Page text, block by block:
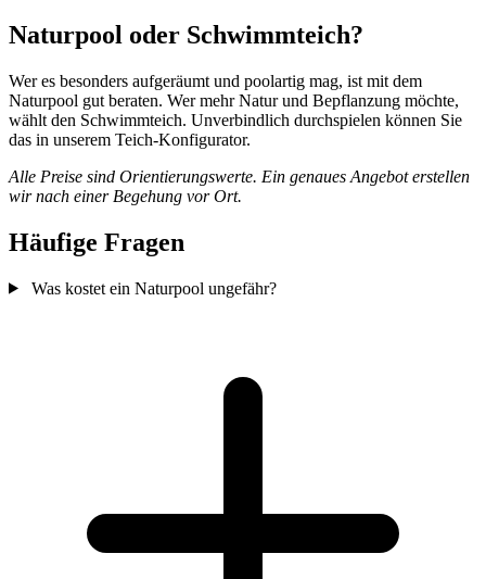
Naturpool oder Schwimmteich?
Wer es besonders aufgeräumt und poolartig mag, ist mit dem
Naturpool gut beraten. Wer mehr Natur und Bepflanzung möchte,
wählt den Schwimmteich. Unverbindlich durchspielen können Sie
das in unserem Teich-Konfigurator.
Alle Preise sind Orientierungswerte. Ein genaues Angebot erstellen
wir nach einer Begehung vor Ort.
Häufige Fragen
Was kostet ein Naturpool ungefähr?